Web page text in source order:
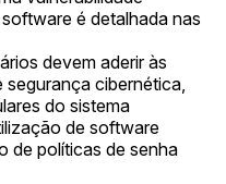
é detalhada nas
devem aderir às
segurança cibernética,
do sistema
de software
de políticas de senha